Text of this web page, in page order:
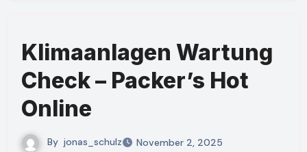
Klimaanlagen Wartung
Check – Packer’s Hot
Online
By jonas_schulz November 2, 2025